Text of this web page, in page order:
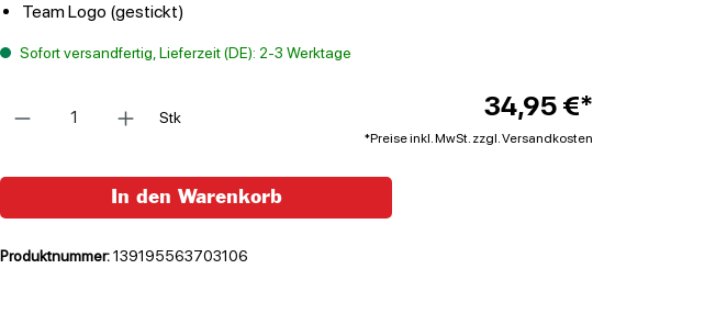
Team Logo (gestickt)
Sofort versandfertig, Lieferzeit (DE): 2-3 Werktage
Stk
34,95 €*
*Preise inkl. MwSt. zzgl. Versandkosten
In den Warenkorb
Produktnummer:139195563703106